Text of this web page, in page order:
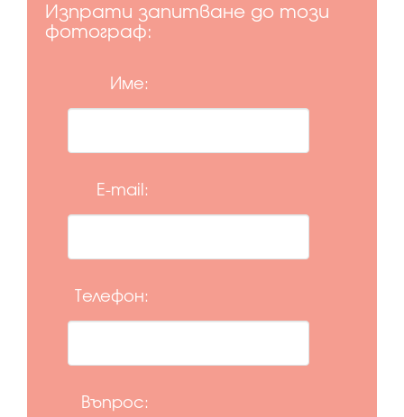
Изпрати запитване до този
фотограф:
Име:
E-mail:
Телефон:
Въпрос: